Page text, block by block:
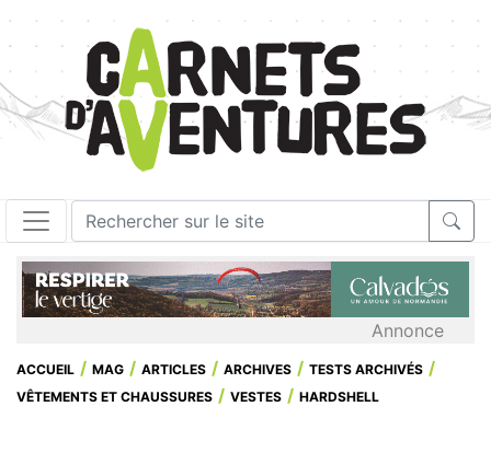
Annonce
ACCUEIL MAG ARTICLES ARCHIVES
TESTS ARCHIVÉS
VÊTEMENTS ET CHAUSSURES
VESTES HARDSHELL